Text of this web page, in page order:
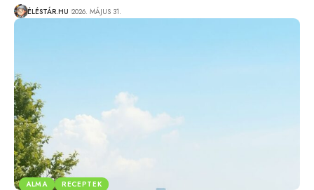
ÉLÉSTÁR.HU 2026. MÁJUS 31.
ALMA RECEPTEK